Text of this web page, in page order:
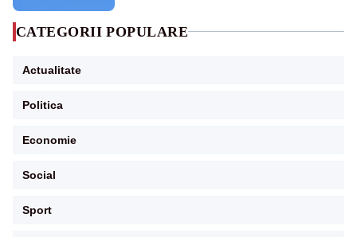
CATEGORII POPULARE
Actualitate
Politica
Economie
Social
Sport